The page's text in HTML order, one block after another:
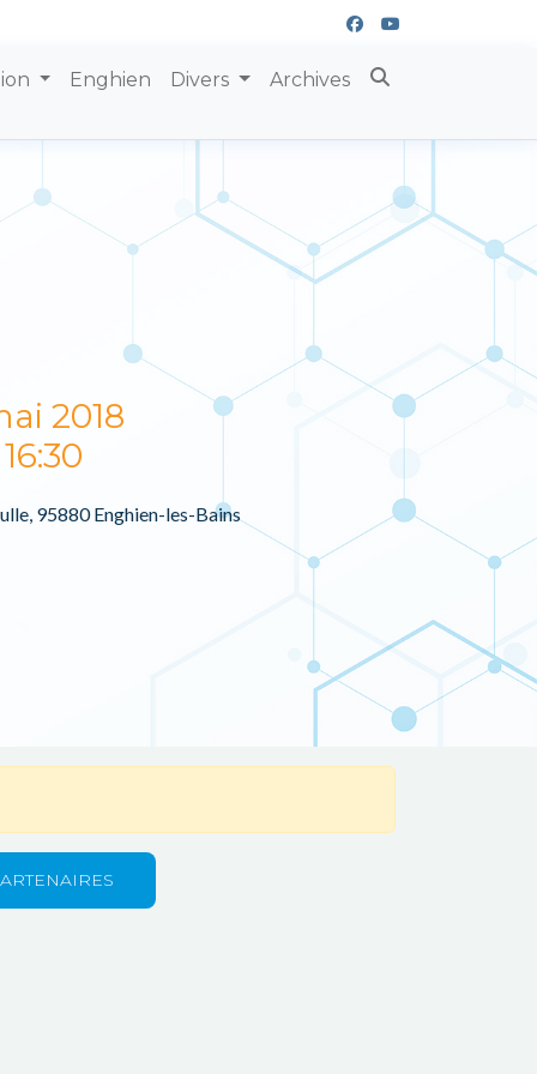
Enghien Divers Archives
2018
95880 Enghien-les-Bains